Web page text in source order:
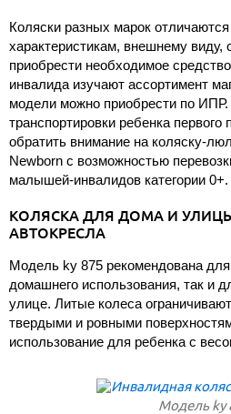
Коляски разных марок
характеристикам, внешнему
приобрести необходимое
инвалида изучают ассортимент
модели можно приобрести по
транспортировки ребенка первого
обратить внимание на коляску-
Newborn с возможностью
малышей-инвалидов категории 0+.
КОЛЯСКА ДЛЯ ДОМА И
АВТОКРЕСЛА
Модель ky 875 рекомендована
домашнего использования, так и
улице. Литые колеса
твердыми и ровными
использование для ребенка с
Модель ky